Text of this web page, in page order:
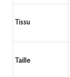
Tissu
Taille